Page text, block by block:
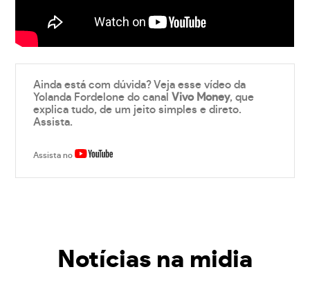
Ainda está com dúvida? Veja esse vídeo da
Yolanda Fordelone do canalVivo Money, que
explica tudo, de um jeito simples e direto.
Assista.
Assista no
Notícias na midia